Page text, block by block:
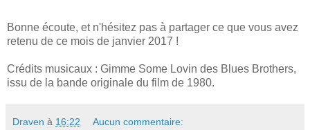
Bonne écoute, et n'hésitez pas à partager ce que vous avez
retenu de ce mois de janvier 2017 !
Crédits musicaux : Gimme Some Lovin des Blues Brothers,
issu de la bande originale du film de 1980.
Draven à 16:22 Aucun commentaire: